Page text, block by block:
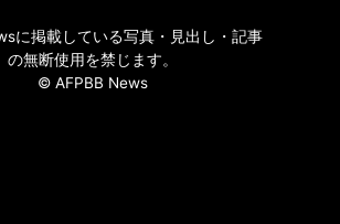
に掲載している写真・見出し・記事
の無断使用を禁じます。
© AFPBB News